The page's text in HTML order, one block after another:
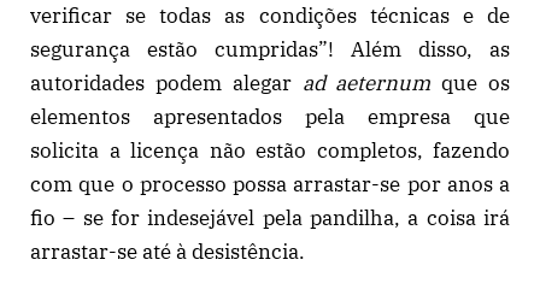
verificar se todas as condições técnicas e de
segurança estão cumpridas”! Além disso, as
autoridades podem alegar ad aeternum que os
elementos apresentados pela empresa que
solicita a licença não estão completos, fazendo
com que o processo possa arrastar-se por anos a
fio – se for indesejável pela pandilha, a coisa irá
arrastar-se até à desistência.